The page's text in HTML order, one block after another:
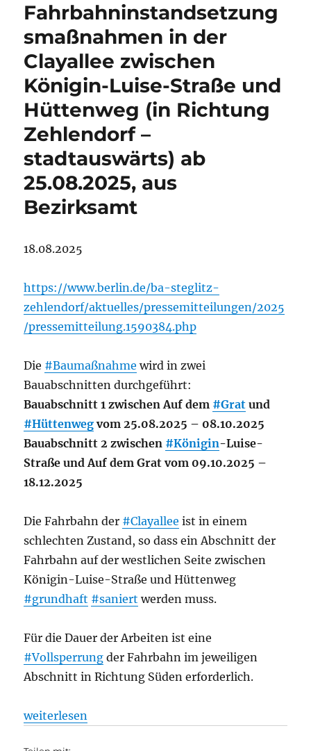
Fahrbahninstandsetzung
smaßnahmen in der
Clayallee zwischen
Königin-Luise-Straße und
Hüttenweg (in Richtung
Zehlendorf –
stadtauswärts) ab
25.08.2025, aus
Bezirksamt
18.08.2025
https://www.berlin.de/ba-steglitz-
zehlendorf/aktuelles/pressemitteilungen/2025
/pressemitteilung.1590384.php
Die #Baumaßnahme wird in zwei
Bauabschnitten durchgeführt:
Bauabschnitt 1 zwischen Auf dem #Grat und
#Hüttenweg vom 25.08.2025 – 08.10.2025
Bauabschnitt 2 zwischen #Königin-Luise-
Straße und Auf dem Grat vom 09.10.2025 –
18.12.2025
Die Fahrbahn der #Clayallee ist in einem
schlechten Zustand, so dass ein Abschnitt der
Fahrbahn auf der westlichen Seite zwischen
Königin-Luise-Straße und Hüttenweg
#grundhaft #saniert werden muss.
Für die Dauer der Arbeiten ist eine
#Vollsperrung der Fahrbahn im jeweiligen
Abschnitt in Richtung Süden erforderlich.
„Fahrbahninstandsetzungsmaßnahmen in der
weiterlesen